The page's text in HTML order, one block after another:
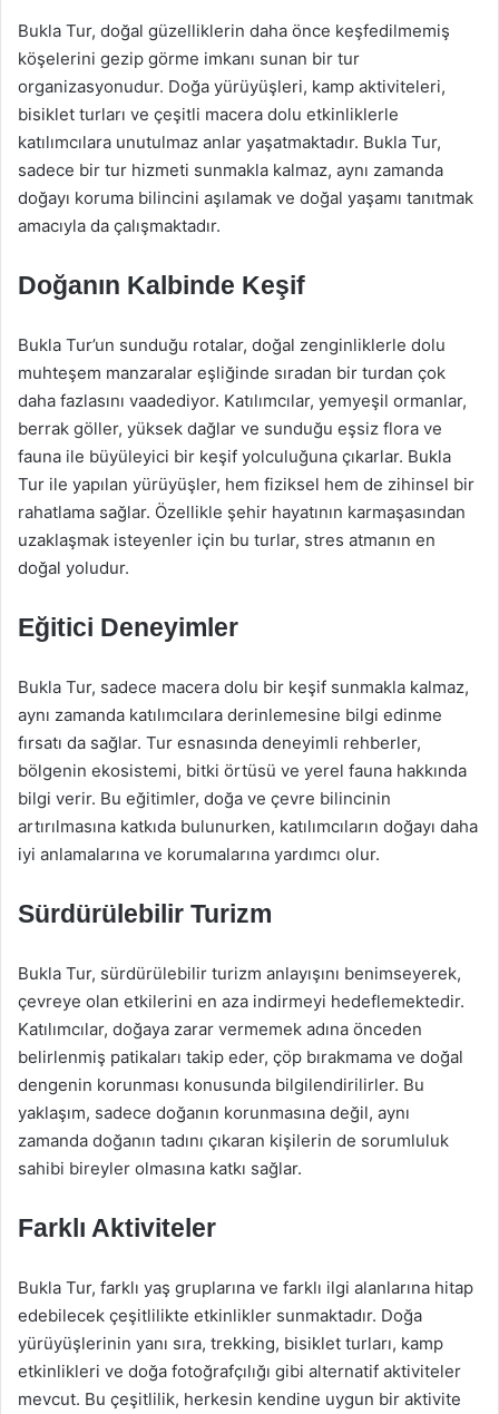
Bukla Tur, doğal güzelliklerin daha önce keşfedilmemiş
köşelerini gezip görme imkanı sunan bir tur
organizasyonudur. Doğa yürüyüşleri, kamp aktiviteleri,
bisiklet turları ve çeşitli macera dolu etkinliklerle
katılımcılara unutulmaz anlar yaşatmaktadır. Bukla Tur,
sadece bir tur hizmeti sunmakla kalmaz, aynı zamanda
doğayı koruma bilincini aşılamak ve doğal yaşamı tanıtmak
amacıyla da çalışmaktadır.
Doğanın Kalbinde Keşif
Bukla Tur’un sunduğu rotalar, doğal zenginliklerle dolu
muhteşem manzaralar eşliğinde sıradan bir turdan çok
daha fazlasını vaadediyor. Katılımcılar, yemyeşil ormanlar,
berrak göller, yüksek dağlar ve sunduğu eşsiz flora ve
fauna ile büyüleyici bir keşif yolculuğuna çıkarlar. Bukla
Tur ile yapılan yürüyüşler, hem fiziksel hem de zihinsel bir
rahatlama sağlar. Özellikle şehir hayatının karmaşasından
uzaklaşmak isteyenler için bu turlar, stres atmanın en
doğal yoludur.
Eğitici Deneyimler
Bukla Tur, sadece macera dolu bir keşif sunmakla kalmaz,
aynı zamanda katılımcılara derinlemesine bilgi edinme
fırsatı da sağlar. Tur esnasında deneyimli rehberler,
bölgenin ekosistemi, bitki örtüsü ve yerel fauna hakkında
bilgi verir. Bu eğitimler, doğa ve çevre bilincinin
artırılmasına katkıda bulunurken, katılımcıların doğayı daha
iyi anlamalarına ve korumalarına yardımcı olur.
Sürdürülebilir Turizm
Bukla Tur, sürdürülebilir turizm anlayışını benimseyerek,
çevreye olan etkilerini en aza indirmeyi hedeflemektedir.
Katılımcılar, doğaya zarar vermemek adına önceden
belirlenmiş patikaları takip eder, çöp bırakmama ve doğal
dengenin korunması konusunda bilgilendirilirler. Bu
yaklaşım, sadece doğanın korunmasına değil, aynı
zamanda doğanın tadını çıkaran kişilerin de sorumluluk
sahibi bireyler olmasına katkı sağlar.
Farklı Aktiviteler
Bukla Tur, farklı yaş gruplarına ve farklı ilgi alanlarına hitap
edebilecek çeşitlilikte etkinlikler sunmaktadır. Doğa
yürüyüşlerinin yanı sıra, trekking, bisiklet turları, kamp
etkinlikleri ve doğa fotoğrafçılığı gibi alternatif aktiviteler
mevcut. Bu çeşitlilik, herkesin kendine uygun bir aktivite